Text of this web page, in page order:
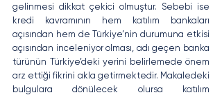
gelinmesi dikkat çekici olmuştur. Sebebi ise
kredi kavramının hem katılım bankaları
açısından hem de Türkiye’nin durumuna etkisi
açısından inceleniyor olması, adı geçen banka
türünün Türkiye’deki yerini belirlemede önem
arz ettiği fikrini akla getirmektedir. Makaledeki
bulgulara dönülecek olursa katılım